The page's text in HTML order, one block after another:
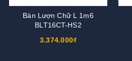
Bàn Lượn Chữ L 1m6
BLT16CT-HS2
3.374.000₫